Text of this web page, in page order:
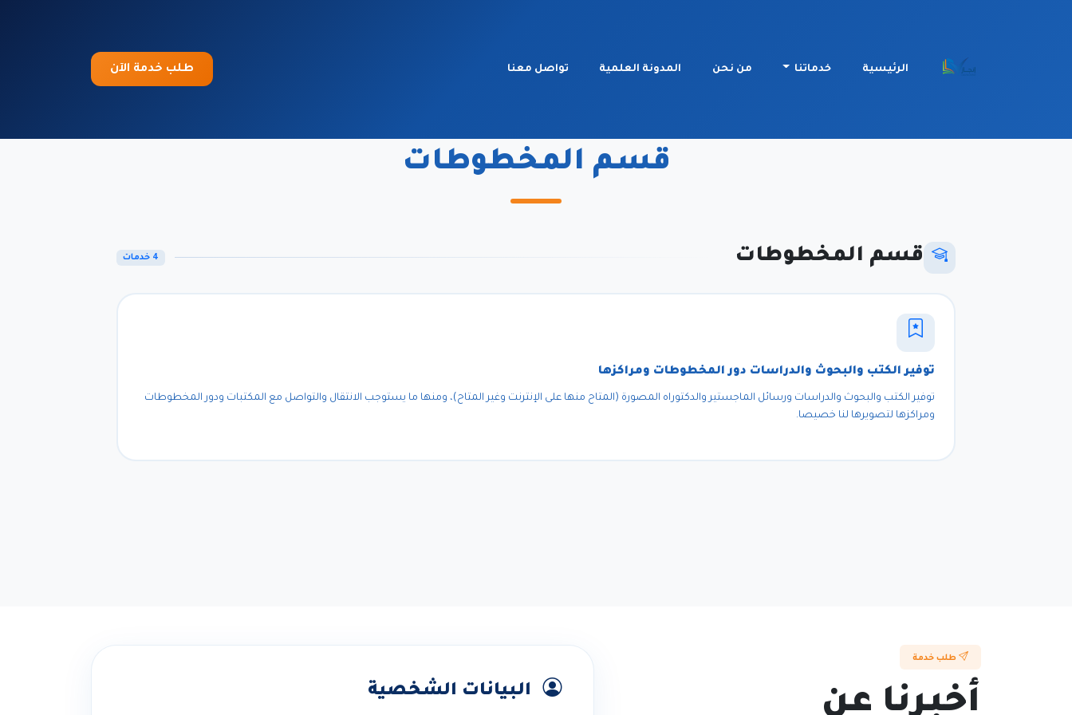
الرئيسية خدماتنا من نحن المدونة العلمية تواصل معنا طلب خدمة الآن
قسم المخطوطات
قسم المخطوطات 4 خدمات
توفير الكتب والبحوث والدراسات دور المخطوطات ومراكزها
توفير الكتب والبحوث والدراسات ورسائل الماجستير والدكتوراه المصورة (المتاح منها على الإنترنت وغير المتاح)، ومنها ما يستوجب الانتقال والتواصل مع المكتبات ودور المخطوطات
ومراكزها لتصويرها لنا خصيصا.
طلب خدمة
أخبرنا عن البيانات الشخصية